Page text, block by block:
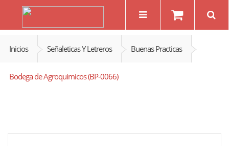
Inicios Señaleticas Y Letreros Buenas Practicas
Bodega de Agroquimicos (BP-0066)